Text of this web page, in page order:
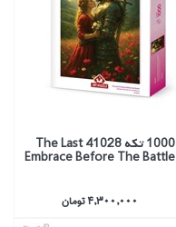
1000 تكه 41028 The Last
Embrace Before The Battle
4,300,000 تومان